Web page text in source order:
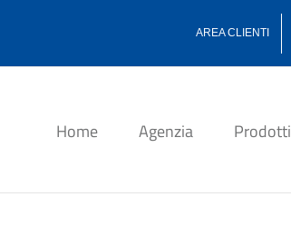
AREA CLIENTI
Home Agenzia Prodotti